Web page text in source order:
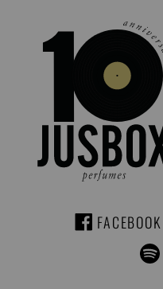
FACEBOOK
FACEBOOK